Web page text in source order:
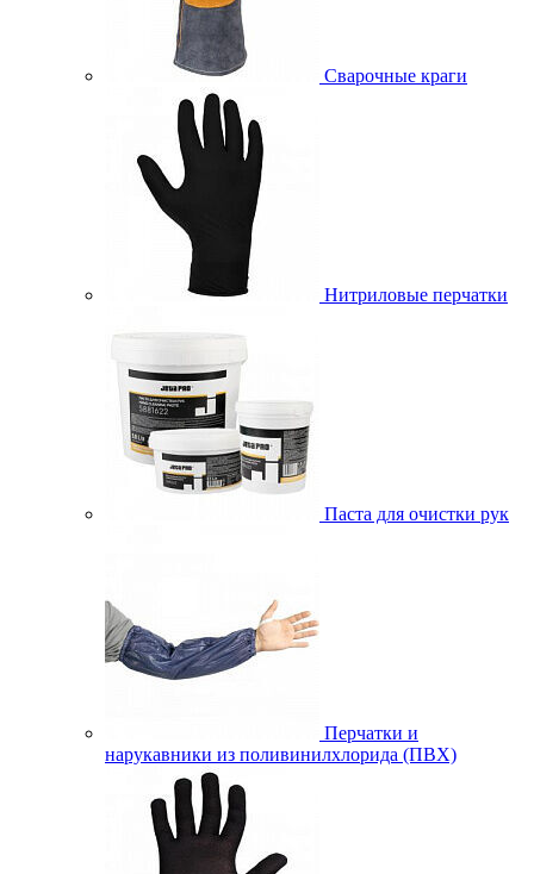
Сварочные краги
Нитриловые перчатки
Паста для очистки рук
Перчатки и
нарукавники из поливинилхлорида (ПВХ)